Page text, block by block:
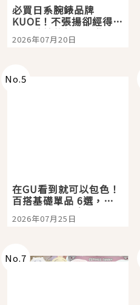
必買日系腕錶品牌
KUOE！不張揚卻經得起
時間洗鍊的經典之作五
選
2026年07月20日
No.5
在GU看到就可以包色！
百搭基礎單品 6選，閉
眼全收也不心疼
2026年07月25日
No.7